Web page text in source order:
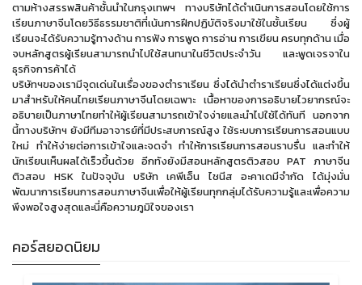
ตามห้างสรรพสินค้าชั้นนำในกรุงเทพฯ ทางบริษัทได้ดำเนินการสอนโดยใช้การ
เรียนภาษาจีนโดยวิธีธรรมชาติที่เน้นการฝึกปฏิบัติจริงมาใช้ในชั้นเรียน ซึ่งผู้
เรียนจะได้รับความรู้ทางด้าน การฟัง การพูด การอ่าน การเขียน ครบทุกด้าน เมื่อ
จบหลักสูตรผู้เรียนสามารถนำไปใช้สนทนาในชีวิตประจำวัน และพูดเจรจาใน
ธุรกิจการค้าได้
บริษัทฯของเรามีจุดเด่นในเรื่องของตำราเรียน ซึ่งได้นำตำราเรียนซึ่งได้แต่งขึ้น
มาสำหรับให้คนไทยเรียนภาษาจีนโดยเฉพาะ เนื้อหาของการอธิบายไวยากรณ์จะ
อธิบายเป็นภาษาไทยทำให้ผู้เรียนสามารถเข้าใจง่ายและนำไปใช้ได้ทันที นอกจาก
นี้ทางบริษัทฯ ยังมีทีมอาจารย์ที่มีประสบการณ์สูง ใช้ระบบการเรียนการสอนแบบ
ใหม่ ทำให้ง่ายต่อการเข้าใจและจดจำ ทำให้การเรียนการสอนราบรื่น และทำให้
นักเรียนเห็นผลได้เร็วขึ้นด้วย อีกทังยังมีสอนหลักสูตรติวสอบ PAT ภาษาจีน
ติวสอบ HSK ในปัจจุบัน บริษัท เคพีเอ็น ไชนีส อะคาเดมีจำกัด ได้มุ่งมั่น
พัฒนาการเรียนการสอนภาษาจีนเพื่อให้ผู้เรียนทุกกลุ่มได้รับความรู้และเพื่อความ
พึงพอใจสูงสุดและนี่คือความภูมิใจของเรา
คอร์สยอดนิยม